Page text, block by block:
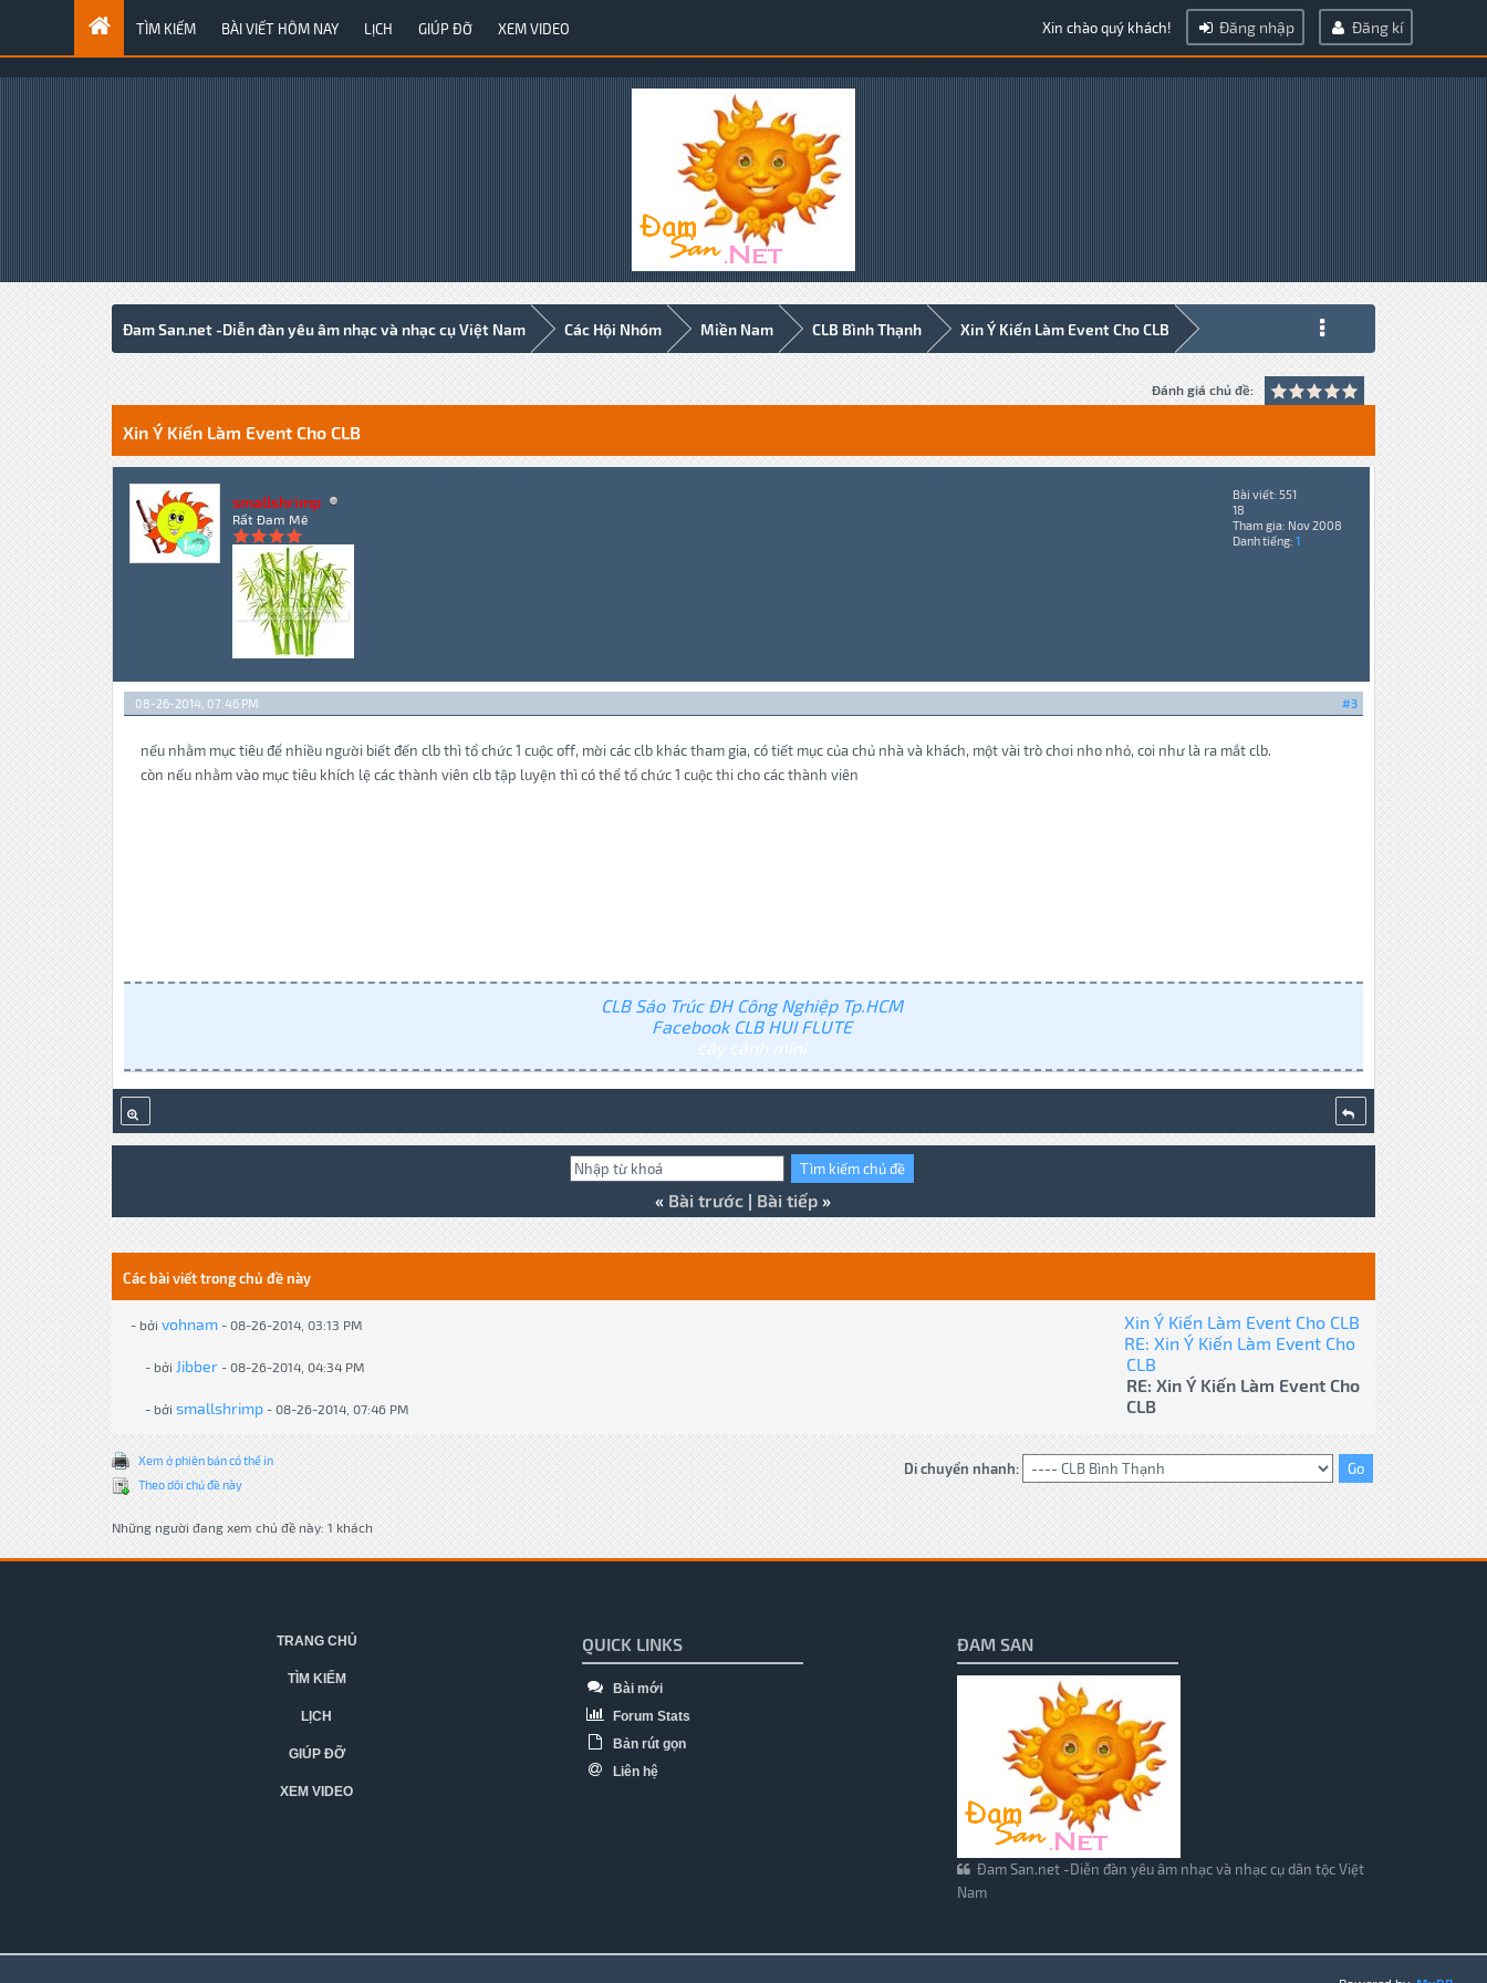
TÌM KIẾM BÀI VIẾT HÔM NAY LỊCH GIÚP ĐỠ XEM VIDEO Xin chào quý khách! Đăng nhập Đăng kí
Đam San.net -Diễn đàn yêu âm nhạc và nhạc cụ Việt Nam Các Hội Nhóm Miền Nam CLB Bình Thạnh Xin Ý Kiến Làm Event Cho CLB
Đánh giá chủ đề:
0 Votes - 0 Average
1
2
3
4
5
Xin Ý Kiến Làm Event Cho CLB
smallshrimp
Rất Đam Mê
Bài viết: 551
18
Tham gia: Nov 2008
Danh tiếng: 1
#3
08-26-2014, 07:46 PM
nếu nhằm mục tiêu để nhiều người biết đến clb thì tổ chức 1 cuộc off, mời các clb khác tham gia, có tiết mục của chủ nhà và khách, một vài trò chơi nho nhỏ, coi như là ra mắt clb.
còn nếu nhằm vào mục tiêu khích lệ các thành viên clb tập luyện thì có thể tổ chức 1 cuộc thi cho các thành viên
CLB Sáo Trúc ĐH Công Nghiệp Tp.HCM
Facebook CLB HUI FLUTE
cây cảnh mini
« Bài trước | Bài tiếp »
Các bài viết trong chủ đề này
Xin Ý Kiến Làm Event Cho CLB
- bởi vohnam- 08-26-2014, 03:13 PM
RE: Xin Ý Kiến Làm Event Cho
CLB
- bởi Jibber- 08-26-2014, 04:34 PM
RE: Xin Ý Kiến Làm Event Cho
CLB
- bởi smallshrimp- 08-26-2014, 07:46 PM
Xem ở phiên bản có thể in
Theo dõi chủ đề này
Di chuyển nhanh:
Những người đang xem chủ đề này: 1 khách
TRANG CHỦ
TÌM KIẾM
LỊCH
GIÚP ĐỠ
XEM VIDEO
QUICK LINKS
Bài mới
Forum Stats
Bản rút gọn
Liên hệ
ĐAM SAN
Đam San.net -Diễn đàn yêu âm nhạc và nhạc cụ dân tộc Việt
Nam